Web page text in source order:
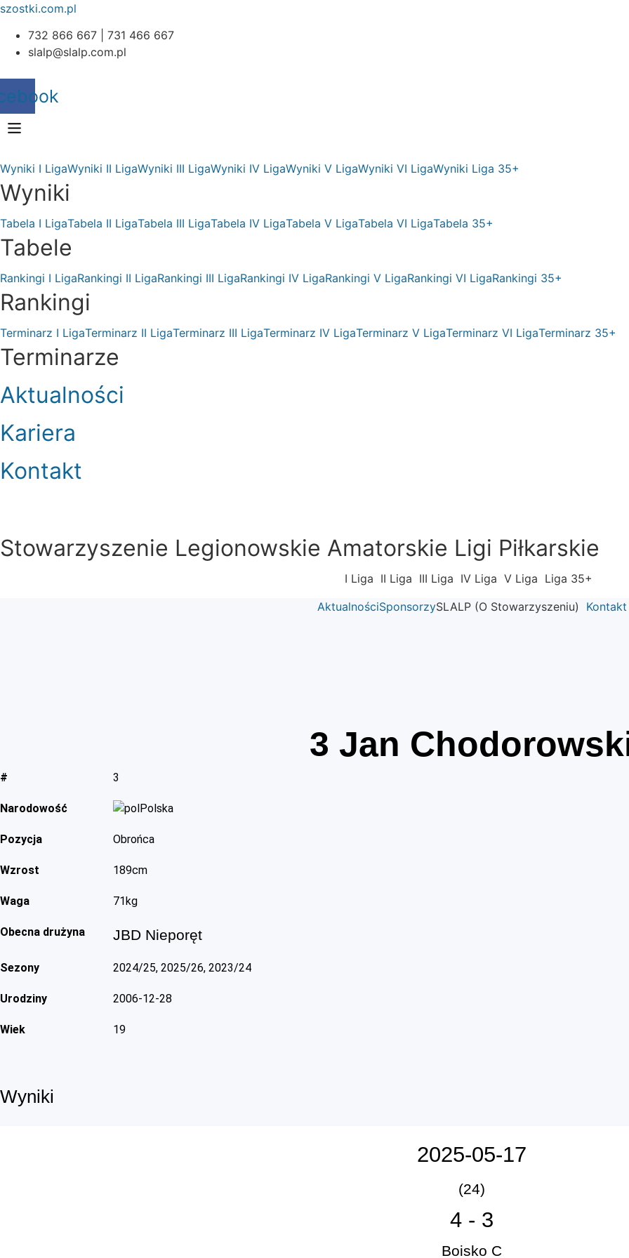
szostki.com.pl
732 866 667 | 731 466 667
slalp@slalp.com.pl
Wyniki I LigaWyniki II LigaWyniki III LigaWyniki IV LigaWyniki V LigaWyniki VI LigaWyniki Liga 35+
Wyniki
Tabela I LigaTabela II LigaTabela III LigaTabela IV LigaTabela V LigaTabela VI LigaTabela 35+
Tabele
Rankingi I LigaRankingi II LigaRankingi III LigaRankingi IV LigaRankingi V LigaRankingi VI LigaRankingi 35+
Rankingi
Terminarz I LigaTerminarz II LigaTerminarz III LigaTerminarz IV LigaTerminarz V LigaTerminarz VI LigaTerminarz 35+
Terminarze
Aktualności
Kariera
Kontakt
Stowarzyszenie Legionowskie Amatorskie Ligi Piłkarskie
I Liga II Liga III Liga IV Liga V Liga Liga 35+
AktualnościSponsorzySLALP (O Stowarzyszeniu) Kontakt
3 Jan
# 3
Narodowość Polska
Pozycja Obrońca
Wzrost 189cm
Waga 71kg
Obecna drużyna JBD Nieporęt
Sezony 2024/25, 2025/26, 2023/24
Urodziny 2006-12-28
Wiek 19
Wyniki
2025-05-17
(24)
4 - 3
Boisko C